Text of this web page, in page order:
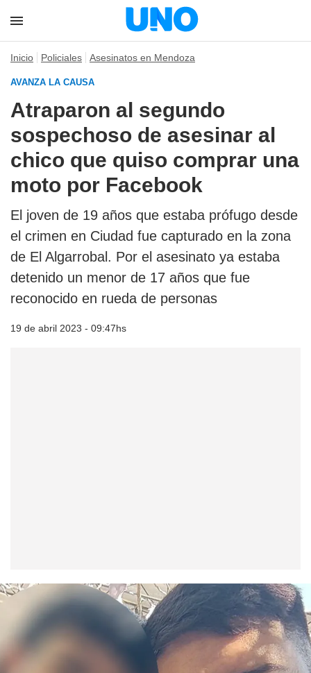
Inicio Policiales Asesinatos en Mendoza
AVANZA LA CAUSA
Atraparon al segundo
sospechoso de asesinar al
chico que quiso comprar una
moto por Facebook
El joven de 19 años que estaba prófugo desde
el crimen en Ciudad fue capturado en la zona
de El Algarrobal. Por el asesinato ya estaba
detenido un menor de 17 años que fue
reconocido en rueda de personas
19 de abril 2023 - 09:47hs